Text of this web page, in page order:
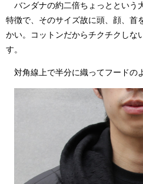
バンダナの約二倍ちょっとという
特徴で、そのサイズ故に頭、顔、首
かい。コットンだからチクチクしな
す。
対角線上で半分に織ってフードの